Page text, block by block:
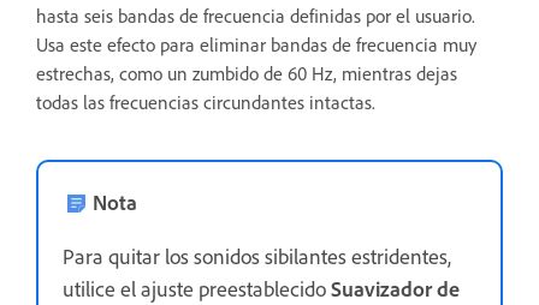
hasta seis bandas de frecuencia definidas por el usuario.
Usa este efecto para eliminar bandas de frecuencia muy
estrechas, como un zumbido de 60 Hz, mientras dejas
todas las frecuencias circundantes intactas.
Nota
Para quitar los sonidos sibilantes estridentes,
utilice el ajuste preestablecidoSuavizador de